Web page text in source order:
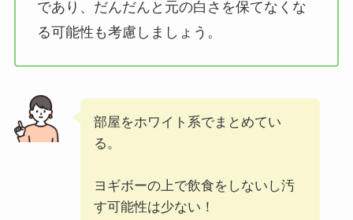
であり、だんだんと元の白さを保てなくな
る可能性も考慮しましょう。
部屋をホワイト系でまとめてい
る。
ヨギボーの上で飲食をしないし汚
す可能性は少ない！